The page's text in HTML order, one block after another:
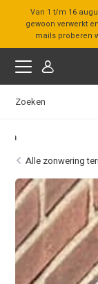
Van 1 t/m 16
gewoon verwerkt
mails proberen
Alle zonwering